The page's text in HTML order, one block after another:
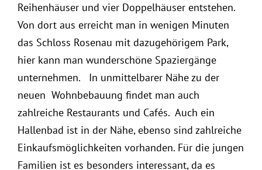
Reihenhäuser und vier Doppelhäuser entstehen.
Von dort aus erreicht man in wenigen Minuten
das Schloss Rosenau mit dazugehörigem Park,
hier kann man wunderschöne Spaziergänge
unternehmen. In unmittelbarer Nähe zu der
neuen Wohnbebauung findet man auch
zahlreiche Restaurants und Cafés. Auch ein
Hallenbad ist in der Nähe, ebenso sind zahlreiche
Einkaufsmöglichkeiten vorhanden. Für die jungen
Familien ist es besonders interessant, da es